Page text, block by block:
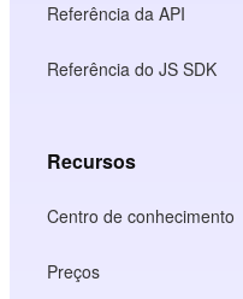
Referência da API
Referência do JS SDK
Recursos
Centro de conhecimento
Preços